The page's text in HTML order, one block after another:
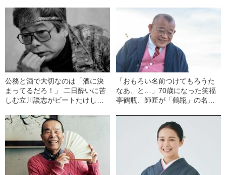
公務と酒で大切なのは「酒に決
まってるだろ！」 二日酔いに苦
しむ立川談志がビートたけしに
「おもろい名前つけてもろうた
なあ、と…」70歳になった笑福
亭鶴瓶、師匠が「鶴瓶」の名前